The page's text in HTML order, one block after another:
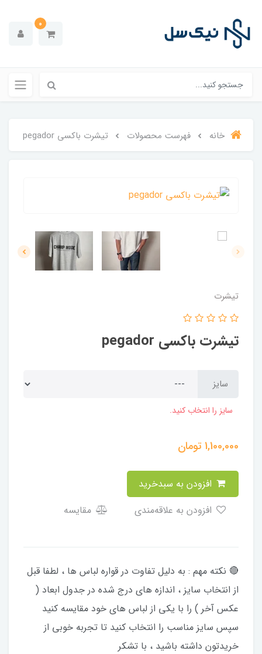
0
خانه فهرست محصولات تیشرت باکسی pegador
تیشرت
تیشرت باکسی pegador
سایز
سایز را انتخاب کنید.
1,100,000تومان
مقایسه
🔴 نکته مهم : به دلیل تفاوت در قواره لباس ها ، لطفا قبل
از انتخاب سایز ، اندازه های درج شده در جدول ابعاد (
عکس آخر ) را با یکی از لباس های خود مقایسه کنید
سپس سایز مناسب را انتخاب کنید تا تجربه خوبی از
خریدتون داشته باشید ، با تشکر